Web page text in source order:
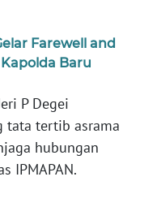
Farewell and
Baru
P Degei
tata tertib asrama
hubungan
IPMAPAN.